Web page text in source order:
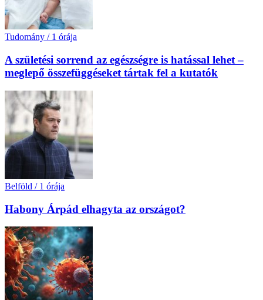
Tudomány / 1 órája
A születési sorrend az egészségre is hatással lehet –
meglepő összefüggéseket tártak fel a kutatók
Belföld / 1 órája
Habony Árpád elhagyta az országot?